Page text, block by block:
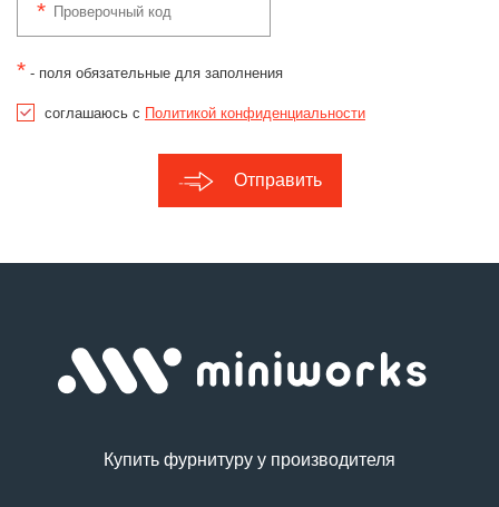
* - поля обязательные для заполнения
соглашаюсь с Политикой конфиденциальности
Отправить
Купить фурнитуру у производителя